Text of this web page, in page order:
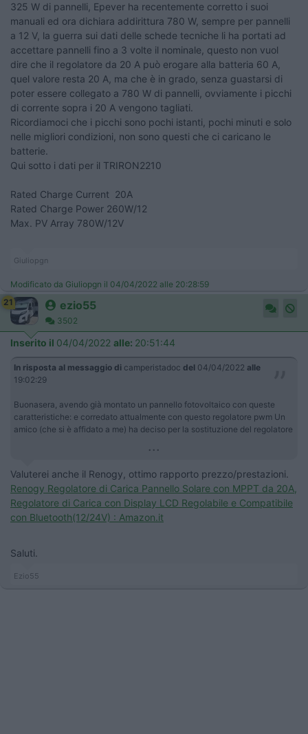
325 W di pannelli, Epever ha recentemente corretto i suoi
manuali ed ora dichiara addirittura 780 W, sempre per pannelli
a 12 V, la guerra sui dati delle schede tecniche li ha portati ad
accettare pannelli fino a 3 volte il nominale, questo non vuol
dire che il regolatore da 20 A può erogare alla batteria 60 A,
quel valore resta 20 A, ma che è in grado, senza guastarsi di
poter essere collegato a 780 W di pannelli, ovviamente i picchi
di corrente sopra i 20 A vengono tagliati.
Ricordiamoci che i picchi sono pochi istanti, pochi minuti e solo
nelle migliori condizioni, non sono questi che ci caricano le
batterie.
Qui sotto i dati per il TRIRON2210
Rated Charge Current 20A
Rated Charge Power 260W/12
Max. PV Array 780W/12V
Giuliopgn
Modificato da Giuliopgn il 04/04/2022 alle 20:28:59
21
ezio55
3502
Inserito il 04/04/2022 alle: 20:51:44
In risposta al messaggio di camperistadoc del 04/04/2022 alle
19:02:29
Buonasera, avendo già montato un pannello fotovoltaico con queste
caratteristiche: e corredato attualmente con questo regolatore pwm Un
amico (che si è affidato a me) ha deciso per la sostituzione del regolatore
...
Valuterei anche il Renogy, ottimo rapporto prezzo/prestazioni.
Renogy Regolatore di Carica Pannello Solare con MPPT da 20A,
Regolatore di Carica con Display LCD Regolabile e Compatibile
con Bluetooth(12/24V) : Amazon.it
Saluti.
Ezio55